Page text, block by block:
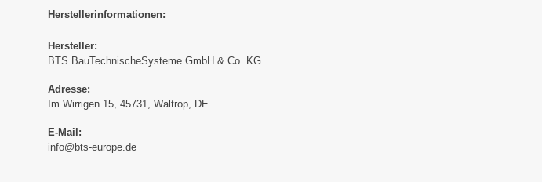
Herstellerinformationen:
Hersteller:
BTS BauTechnischeSysteme GmbH & Co. KG
Adresse:
Im Wirrigen 15, 45731, Waltrop, DE
E-Mail:
info@bts-europe.de